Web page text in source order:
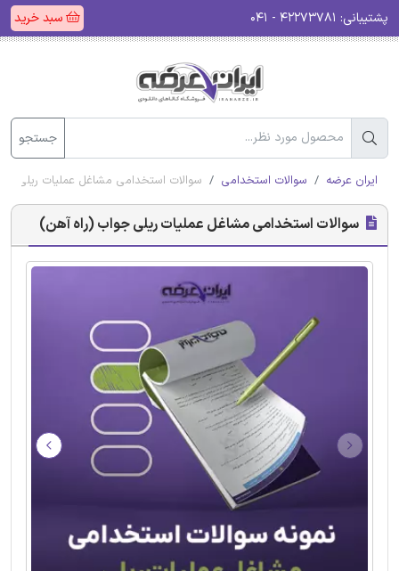
پشتیبانی: سبد خرید
جستجو
ایران عرضه سوالات استخدامی سوالات استخدامی مشاغل عملیات ریلی
سوالات استخدامی مشاغل عملیات ریلی جواب (راه آهن)